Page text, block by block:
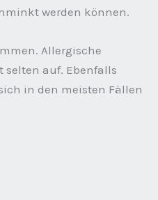
werden können.
Allergische
auf. Ebenfalls
in den meisten Fällen